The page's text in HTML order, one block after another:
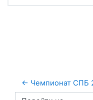
← Чемпионат СПБ